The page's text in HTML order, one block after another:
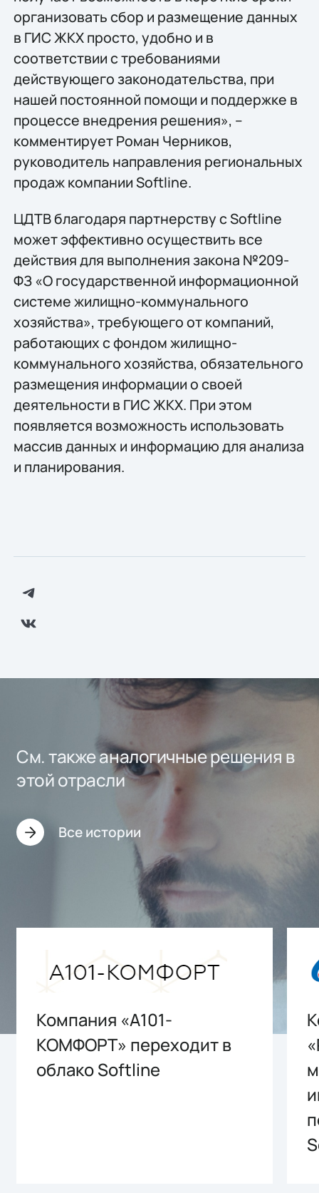
организовать сбор и размещение данных
в ГИС ЖКХ просто, удобно и в
соответствии с требованиями
действующего законодательства, при
нашей постоянной помощи и поддержке в
процессе внедрения решения», –
комментирует Роман Черников,
руководитель направления региональных
продаж компании Softline.
ЦДТВ благодаря партнерству с Softline
может эффективно осуществить все
действия для выполнения закона №209-
ФЗ «О государственной информационной
системе жилищно-коммунального
хозяйства», требующего от компаний,
работающих с фондом жилищно-
коммунального хозяйства, обязательного
размещения информации о своей
деятельности в ГИС ЖКХ. При этом
появляется возможность использовать
массив данных и информацию для анализа
и планирования.
См. также аналогичные решения в
этой отрасли
Все истории
Компания «А101-
КОМФОРТ» переходит в
облако Softline